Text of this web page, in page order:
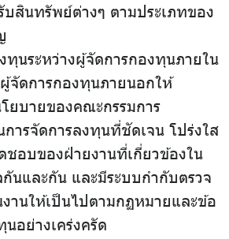
บสินทรัพย์ต่างๆ ตามประเภทของ
ทุนระหว่างผู้จัดการกองทุนภายใน
จัดการกองทุนภายนอกให้
ยบายของคณะกรรมการ
ารจัดการลงทุนที่ชัดเจน โปร่งใส
ชอบของฝ่ายงานที่เกี่ยวข้องใน
นและกัน และมีระบบกำกับตรวจ
านให้เป็นไปตามกฏหมายและข้อ
อย่างเคร่งครัด